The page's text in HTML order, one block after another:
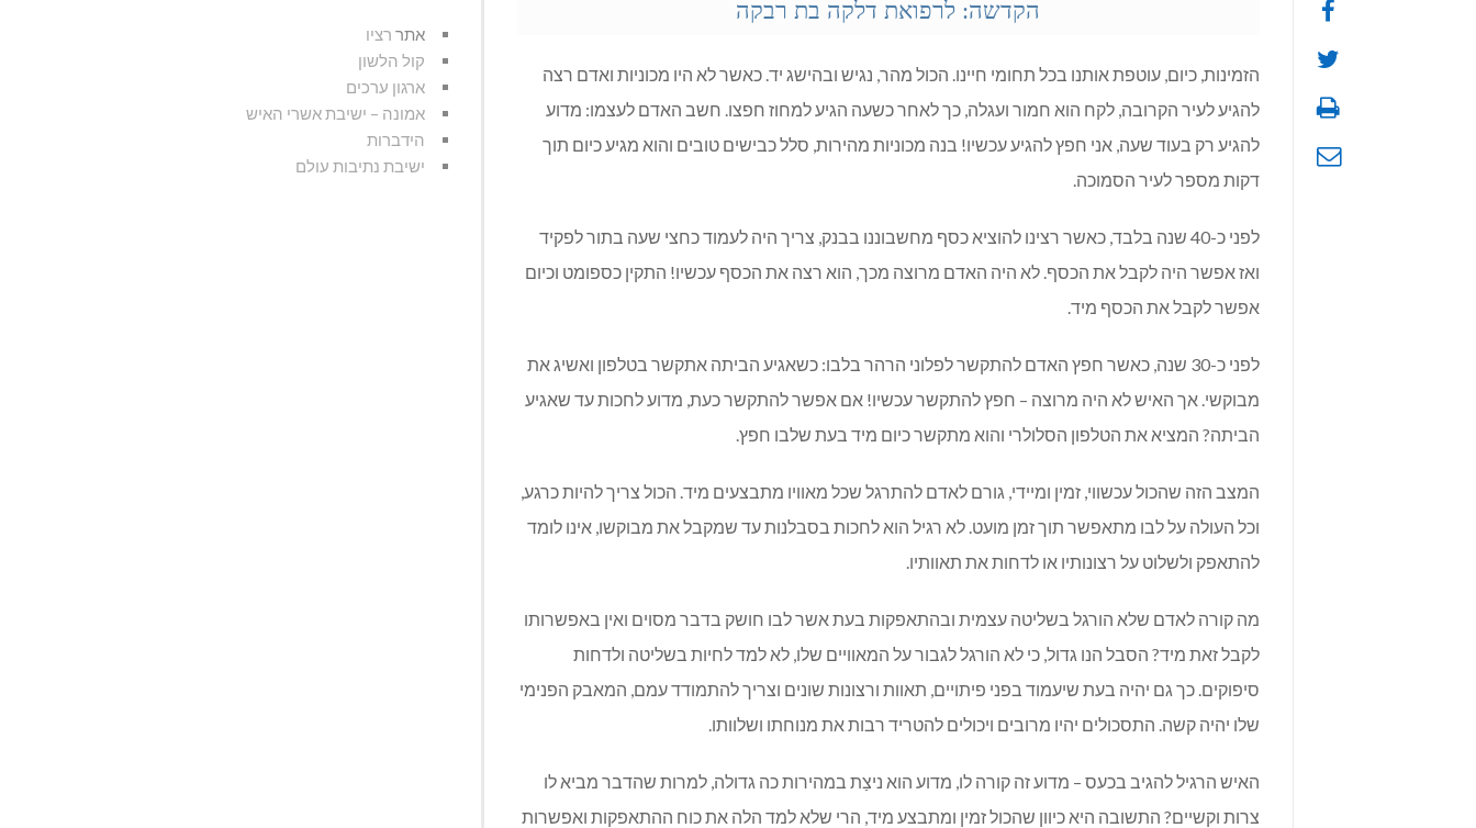
הקדשה: לרפואת דלקה בת רבקה
הזמינות, כיום, עוטפת אותנו בכל תחומי חיינו. הכול מהר, נגיש ובהישג יד. כאשר לא היו מכוניות ואדם רצה
להגיע לעיר הקרובה, לקח הוא חמור ועגלה, כך לאחר כשעה הגיע למחוז חפצו. חשב האדם לעצמו: מדוע
להגיע רק בעוד שעה, אני חפץ להגיע עכשיו! בנה מכוניות מהירות, סלל כבישים טובים והוא מגיע כיום תוך
דקות מספר לעיר הסמוכה.
לפני כ-40 שנה בלבד, כאשר רצינו להוציא כסף מחשבוננו בבנק, צריך היה לעמוד כחצי שעה בתור לפקיד
ואז אפשר היה לקבל את הכסף. לא היה האדם מרוצה מכך, הוא רצה את הכסף עכשיו! התקין כספומט וכיום
אפשר לקבל את הכסף מיד.
לפני כ-30 שנה, כאשר חפץ האדם להתקשר לפלוני הרהר בלבו: כשאגיע הביתה אתקשר בטלפון ואשיג את
מבוקשי. אך האיש לא היה מרוצה – חפץ להתקשר עכשיו! אם אפשר להתקשר כעת, מדוע לחכות עד שאגיע
הביתה? המציא את הטלפון הסלולרי והוא מתקשר כיום מיד בעת שלבו חפץ.
המצב הזה שהכול עכשווי, זמין ומיידי, גורם לאדם להתרגל שכל מאוויו מתבצעים מיד. הכול צריך להיות כרגע,
וכל העולה על לבו מתאפשר תוך זמן מועט. לא רגיל הוא לחכות בסבלנות עד שמקבל את מבוקשו, אינו לומד
להתאפק ולשלוט על רצונותיו או לדחות את תאוותיו.
מה קורה לאדם שלא הורגל בשליטה עצמית ובהתאפקות בעת אשר לבו חושק בדבר מסוים ואין באפשרותו
לקבל זאת מיד? הסבל הנו גדול, כי לא הורגל לגבור על המאוויים שלו, לא למד לחיות בשליטה ולדחות
סיפוקים. כך גם יהיה בעת שיעמוד בפני פיתויים, תאוות ורצונות שונים וצריך להתמודד עמם, המאבק הפנימי
שלו יהיה קשה. התסכולים יהיו מרובים ויכולים להטריד רבות את מנוחתו ושלוותו.
האיש הרגיל להגיב בכעס – מדוע זה קורה לו, מדוע הוא ניצַת במהירות כה גדולה, למרות שהדבר מביא לו
צרות וקשיים? התשובה היא כיוון שהכול זמין ומתבצע מיד, הרי שלא למד הלה את כוח ההתאפקות ואפשרות
אתר רציו
קול הלשון
ארגון ערכים
אמונה – ישיבת אשרי האיש
הידברות
ישיבת נתיבות עולם